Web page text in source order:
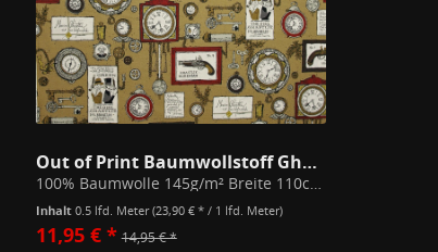
Out of Print Baumwollstoff Ghastlies Bohemian Duel
100% Baumwolle 145g/m² Breite 110cm Hochwertige, nicht elastische Webware. Bei 30°C waschen, mit ähnlichen Farben waschen, nicht bleichen, Trockner auf Pflegestufe, Bügeln auf Stufe 3 Geeignet für Deko, Taschen und Kleidung. Zuschnitt...
Inhalt 0.5 lfd. Meter(23,90 € * / 1 lfd. Meter)
11,95 € * 14,95 € *